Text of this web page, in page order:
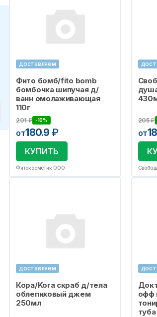
доставляем
Фито бомб/fito bomb
бомбочка шипучая д/
ванн омолаживающая
110г
201₽ -10%
от180.9 ₽
КУПИТЬ
Фитокосметик ООО
205₽
от
доставляем
Кора/Kora скраб д/тела
облепиховый джем
250мл
офф